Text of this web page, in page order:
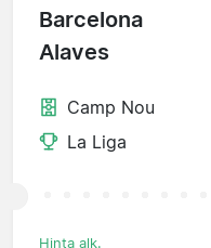
Barcelona
Alaves
Camp Nou
La Liga
Hinta alk.